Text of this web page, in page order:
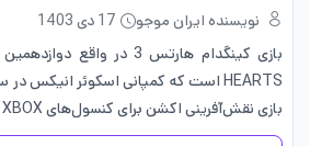
نویسنده ایران موجو
17 دی 1403
خرید جواهرات کینگدام هارتس فرصتی برای…